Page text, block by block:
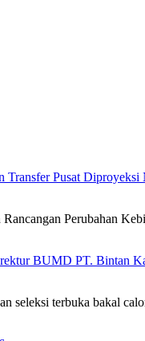
Transfer Pusat
Perubahan
BUMD PT. Bintan
seleksi terbuka bakal